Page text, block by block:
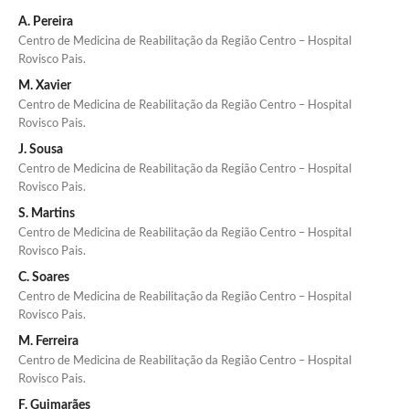
A. Pereira
Centro de Medicina de Reabilitação da Região Centro – Hospital
Rovisco Pais.
M. Xavier
Centro de Medicina de Reabilitação da Região Centro – Hospital
Rovisco Pais.
J. Sousa
Centro de Medicina de Reabilitação da Região Centro – Hospital
Rovisco Pais.
S. Martins
Centro de Medicina de Reabilitação da Região Centro – Hospital
Rovisco Pais.
C. Soares
Centro de Medicina de Reabilitação da Região Centro – Hospital
Rovisco Pais.
M. Ferreira
Centro de Medicina de Reabilitação da Região Centro – Hospital
Rovisco Pais.
F. Guimarães